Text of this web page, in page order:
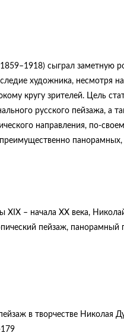
сыграл заметную
художника, несмотря
кругу зрителей. Цель
русского пейзажа, а
направления, по-
XIX – начала XX века,
пейзаж,
в творчестве Николая